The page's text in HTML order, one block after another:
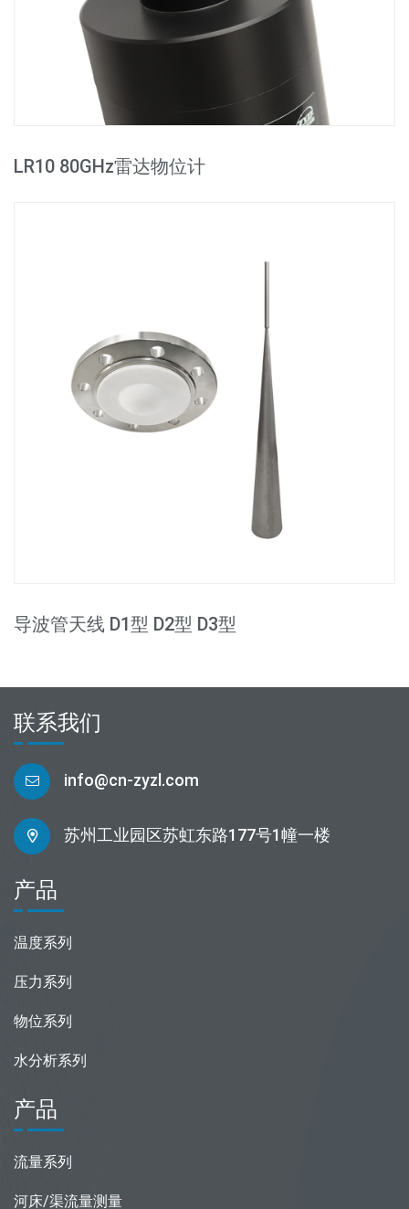
LR10 80GHz雷达物位计
导波管天线 D1型 D2型 D3型
联系我们
info@cn-zyzl.com
苏州工业园区苏虹东路177号1幢一楼
产品
温度系列
压力系列
物位系列
水分析系列
产品
流量系列
河床/渠流量测量